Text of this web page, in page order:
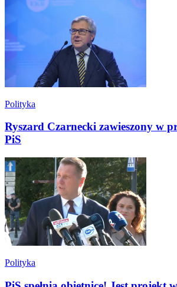
Polityka
Ryszard Czarnecki zawieszony w
PiS
Polityka